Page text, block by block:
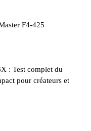
F4-425
: Test complet du
pour créateurs et